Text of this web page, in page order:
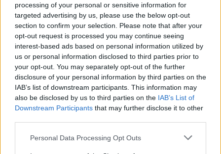
processing of your personal or sensitive information for
targeted advertising by us, please use the below opt-out
section to confirm your selection. Please note that after your
opt-out request is processed you may continue seeing
interest-based ads based on personal information utilized by
us or personal information disclosed to third parties prior to
your opt-out. You may separately opt-out of the further
disclosure of your personal information by third parties on the
IAB’s list of downstream participants. This information may
also be disclosed by us to third parties on the IAB’s List of
Downstream Participants that may further disclose it to other
Please note that this website/app uses one or more Google
Personal Data Processing Opt Outs
“(...)vannak vidékek viselem
akár a bőrt a testemen
meggyötörten is gyönyörű
tájak ahol a keserű
számban édessé ízesül
vannak vidékek legbelül”
A társulat17 előadást tartrepertoáron minden korosztályt
megcélozva. Az előző évadban 7 új előadást mutattak be,
idén ezek továbbjátszása van fókuszban. ABernarda
balladafriss szereposztással születik újjá, aTaven Baxtale! -
Legyetek szerencsések! ésTántorgók – a hazát elhagyók
különböző városban (Győr, Szentendre, Budapest) vezetnek
Dupla jubileumi koncert: SoNoRo 20 & FAB
10
2025. 10. 21.|Kultúrpart
A Kelemen Barnabás és Kokas Katalin hegedűművész-
házaspár által alapított Fesztivál Akadémia Budapest 2025-
ben ünnepelte 10. évfordulóját. 2025 azonban nemcsak a
FAB, hanem stratégiaipartnere, a romániai SoNoRo életében
fennállását.